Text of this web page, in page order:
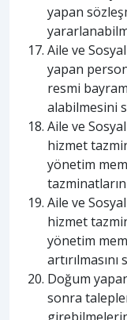
yapan
Aile ve
yapan
resmi
alabilmesini
Aile ve
hizmet
yönetim
Aile ve
hizmet
yönetim
artırılmasını
Doğum
sonra